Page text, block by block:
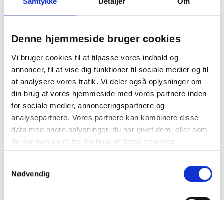
Denne hjemmeside bruger cookies
Vi bruger cookies til at tilpasse vores indhold og
annoncer, til at vise dig funktioner til sociale medier og til
at analysere vores trafik. Vi deler også oplysninger om
din brug af vores hjemmeside med vores partnere inden
for sociale medier, annonceringspartnere og
analysepartnere. Vores partnere kan kombinere disse
data med andre oplysninger, du har givet dem, eller som
de har indsamlet fra din brug af deres tjenester.
Nødvendig
1 stk á 4.275,00
Ekoflex kontorskab
1090x800x355mm i antracit
laminat med døre
1 stk á 3.145,00
Ekoflex kontorskab